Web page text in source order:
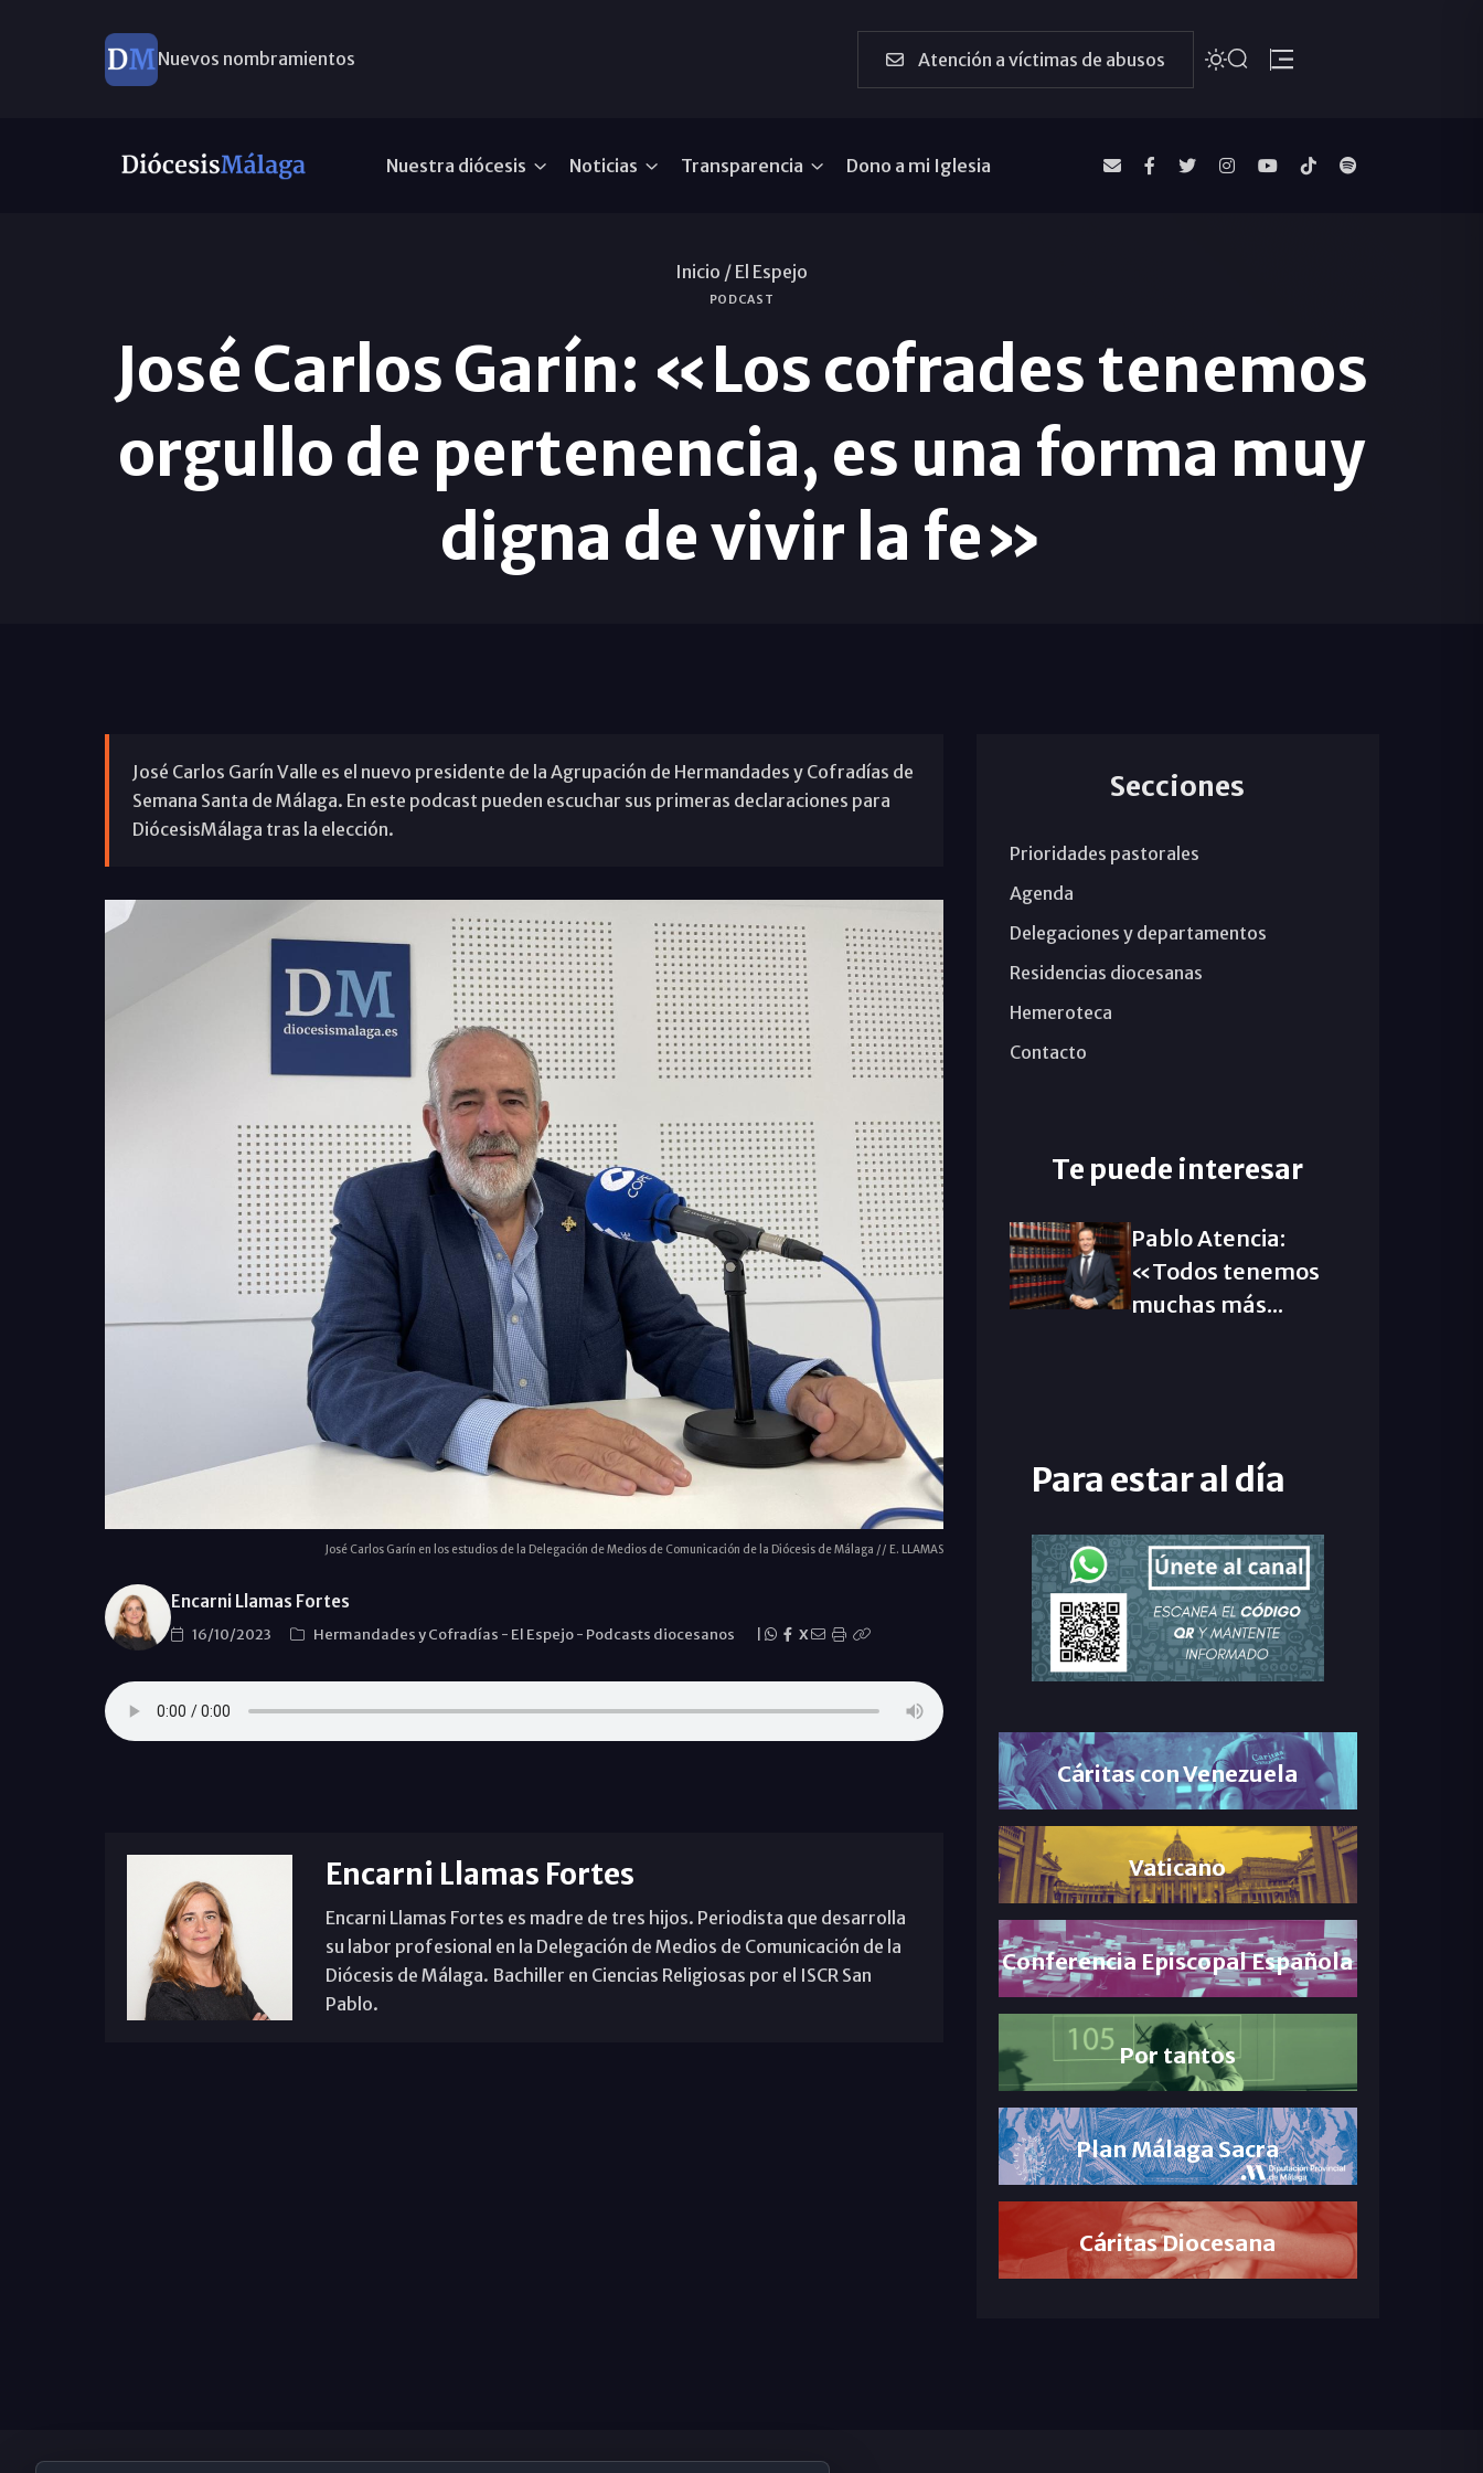
Nuevos nombramientos Atención a víctimas de abusos
Nuestra diócesis Noticias Transparencia Dono a mi Iglesia
Inicio / El Espejo
PODCAST
José Carlos Garín: «Los cofrades tenemos
orgullo de pertenencia, es una forma muy
digna de vivir la fe»
José Carlos Garín Valle es el nuevo presidente de la Agrupación de Hermandades y Cofradías de
Semana Santa de Málaga. En este podcast pueden escuchar sus primeras declaraciones para
DiócesisMálaga tras la elección.
José Carlos Garín en los estudios de la Delegación de Medios de Comunicación de la Diócesis de Málaga // E. LLAMAS
Encarni Llamas Fortes
16/10/2023 Hermandades y Cofradías - El Espejo- Podcasts diocesanos X
Encarni Llamas Fortes
Encarni Llamas Fortes es madre de tres hijos. Periodista que desarrolla
su labor profesional en la Delegación de Medios de Comunicación de la
Diócesis de Málaga. Bachiller en Ciencias Religiosas por el ISCR San
Pablo.
Secciones
Prioridades pastorales
Agenda
Delegaciones y departamentos
Residencias diocesanas
Hemeroteca
Contacto
Te puede interesar
Pablo Atencia:
«Todos tenemos
muchas más...
Para estar al día
Cáritas con Venezuela
Vaticano
Conferencia Episcopal Española
Por tantos
Plan Málaga Sacra
Cáritas Diocesana